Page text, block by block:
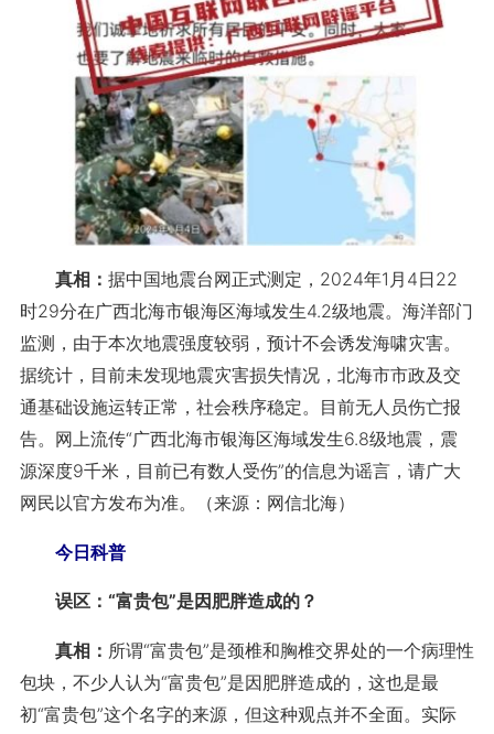
真相： 据中国地震台网正式测定，2024年1月4日22
时29分在广西北海市银海区海域发生4.2级地震。海洋部门
监测，由于本次地震强度较弱，预计不会诱发海啸灾害。
据统计，目前未发现地震灾害损失情况，北海市市政及交
通基础设施运转正常，社会秩序稳定。目前无人员伤亡报
告。网上流传“广西北海市银海区海域发生6.8级地震，震
源深度9千米，目前已有数人受伤”的信息为谣言，请广大
网民以官方发布为准。（来源：网信北海）
今日科普
误区：“富贵包”是因肥胖造成的？
真相： 所谓“富贵包”是颈椎和胸椎交界处的一个病理性
包块，不少人认为“富贵包”是因肥胖造成的，这也是最
初“富贵包”这个名字的来源，但这种观点并不全面。实际